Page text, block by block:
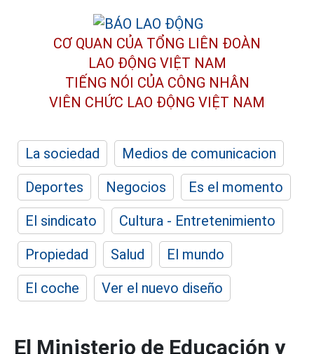
CƠ QUAN CỦA TỔNG LIÊN ĐOÀN
LAO ĐỘNG VIỆT NAM
TIẾNG NÓI CỦA CÔNG NHÂN
VIÊN CHỨC LAO ĐỘNG VIỆT NAM
La sociedad
Medios de comunicacion
Deportes
Negocios
Es el momento
El sindicato
Cultura - Entretenimiento
Propiedad
Salud
El mundo
El coche
Ver el nuevo diseño
El Ministerio de Educación y